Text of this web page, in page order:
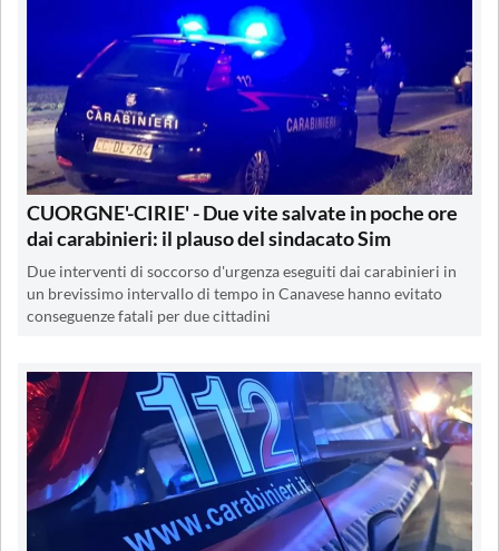
CUORGNE'-CIRIE' - Due vite salvate in poche ore
dai carabinieri: il plauso del sindacato Sim
Due interventi di soccorso d'urgenza eseguiti dai carabinieri in
un brevissimo intervallo di tempo in Canavese hanno evitato
conseguenze fatali per due cittadini